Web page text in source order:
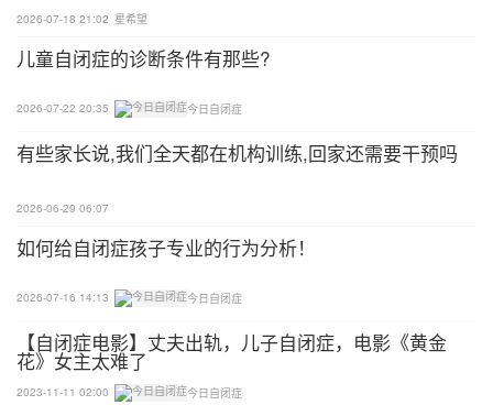
2026-07-18 21:02 星希望
儿童自闭症的诊断条件有那些?
2026-07-22 20:35 今日自闭症
有些家长说,我们全天都在机构训练,回家还需要干预吗
2026-06-29 06:07
如何给自闭症孩子专业的行为分析！
2026-07-16 14:13 今日自闭症
【自闭症电影】丈夫出轨，儿子自闭症，电影《黄金
花》女主太难了
2023-11-11 02:00 今日自闭症